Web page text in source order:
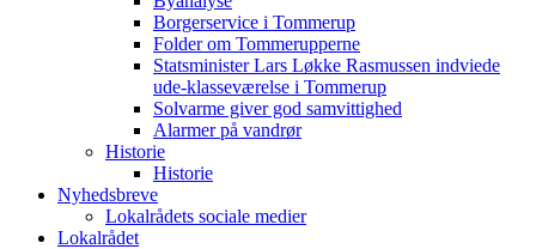
Borgerservice i Tommerup
Folder om Tommerupperne
Statsminister Lars Løkke Rasmussen indviede
ude-klasseværelse i Tommerup
Solvarme giver god samvittighed
Alarmer på vandrør
Historie
Historie
Nyhedsbreve
Lokalrådets sociale medier
Lokalrådet